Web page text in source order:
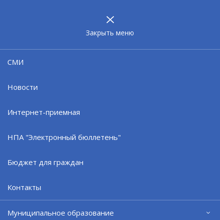
Закрыть меню
СМИ
Новости
Интернет-приемная
НПА "Электронный бюллетень"
Бюджет для граждан
Контакты
Муниципальное образование
27.03.25
О порядке рассмотрения